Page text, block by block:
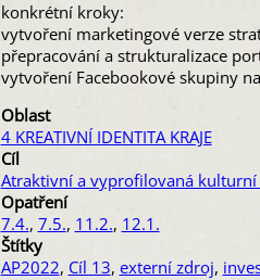
konkrétní kroky:
vytvoření marketingové verze
přepracování a strukturalizace
vytvoření Facebookové skupiny
Oblast
4 KREATIVNÍ IDENTITA KRAJE
Cíl
Atraktivní a vyprofilovaná
Opatření
7.4., 7.5., 11.2., 12.1.
Štítky
AP2022, Cíl 13, externí zdroj,